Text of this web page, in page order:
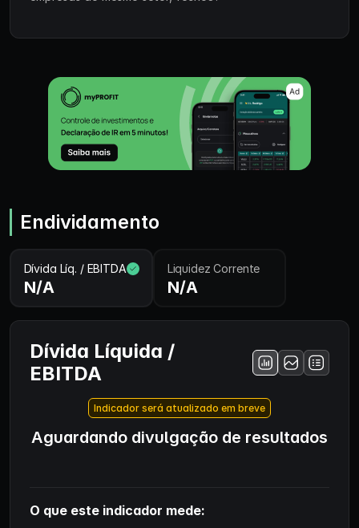
Endividamento
Dívida Líq. / EBITDA
N/A
Liquidez Corrente
N/A
Dívida Líquida /
EBITDA
Indicador será atualizado em breve
Aguardando divulgação de resultados
O que este indicador mede: